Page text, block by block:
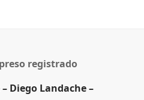
registrado
Diego Landache –